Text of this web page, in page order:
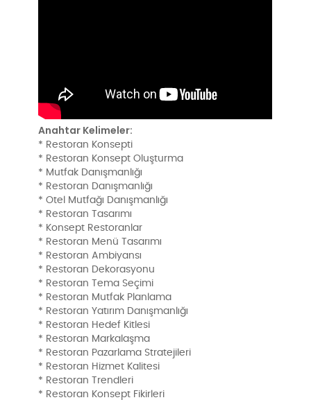
Anahtar Kelimeler:
* Restoran Konsepti
* Restoran Konsept Oluşturma
* Mutfak Danışmanlığı
* Restoran Danışmanlığı
* Otel Mutfağı Danışmanlığı
* Restoran Tasarımı
* Konsept Restoranlar
* Restoran Menü Tasarımı
* Restoran Ambiyansı
* Restoran Dekorasyonu
* Restoran Tema Seçimi
* Restoran Mutfak Planlama
* Restoran Yatırım Danışmanlığı
* Restoran Hedef Kitlesi
* Restoran Markalaşma
* Restoran Pazarlama Stratejileri
* Restoran Hizmet Kalitesi
* Restoran Trendleri
* Restoran Konsept Fikirleri